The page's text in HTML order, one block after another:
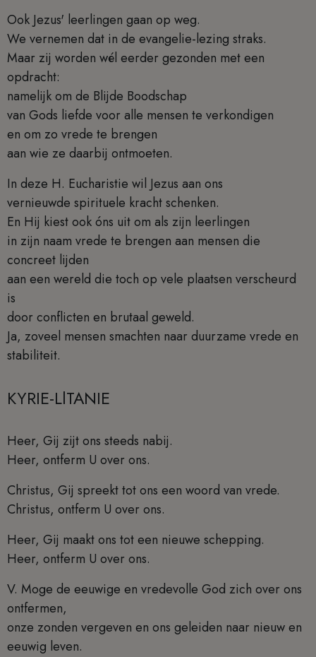
Ook Jezus' leerlingen gaan op weg.
We vernemen dat in de evangelie-lezing straks.
Maar zij worden wél eerder gezonden met een
opdracht:
namelijk om de Blijde Boodschap
van Gods liefde voor alle mensen te verkondigen
en om zo vrede te brengen
aan wie ze daarbij ontmoeten.
In deze H. Eucharistie wil Jezus aan ons
vernieuwde spirituele kracht schenken.
En Hij kiest ook óns uit om als zijn leerlingen
in zijn naam vrede te brengen aan mensen die
concreet lijden
aan een wereld die toch op vele plaatsen verscheurd
is
door conflicten en brutaal geweld.
Ja, zoveel mensen smachten naar duurzame vrede en
stabiliteit.
KYRIE-LlTANIE
Heer, Gij zijt ons steeds nabij.
Heer, ontferm U over ons.
Christus, Gij spreekt tot ons een woord van vrede.
Christus, ontferm U over ons.
Heer, Gij maakt ons tot een nieuwe schepping.
Heer, ontferm U over ons.
V. Moge de eeuwige en vredevolle God zich over ons
ontfermen,
onze zonden vergeven en ons geleiden naar nieuw en
eeuwig leven.